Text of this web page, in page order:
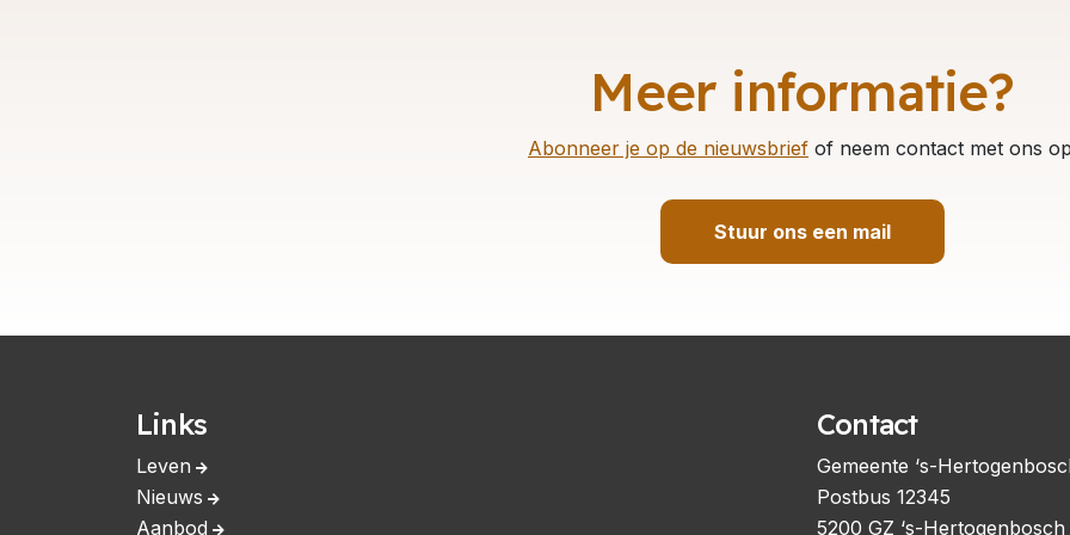
Meer informatie?
Abonneer je op de nieuwsbrief of neem contact met ons
Stuur ons een mail
Links
Leven
Nieuws
Aanbod
Contact
Gemeente ‘s-
Postbus 12345
5200 GZ ‘s-Hertogenbosch